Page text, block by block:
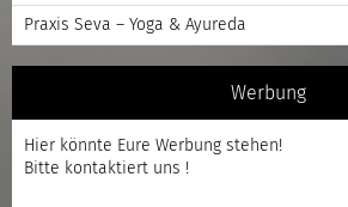
Praxis Seva – Yoga & Ayureda
Werbung
Hier könnte Eure Werbung stehen!
Bitte kontaktiert uns !